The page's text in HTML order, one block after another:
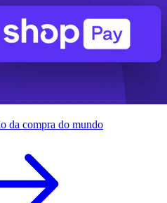
da compra do mundo